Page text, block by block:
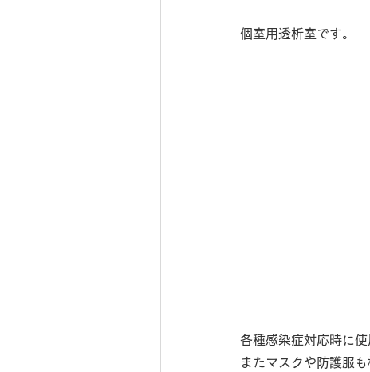
個室用透析室です。
各種感染症対応時に
またマスクや防護服